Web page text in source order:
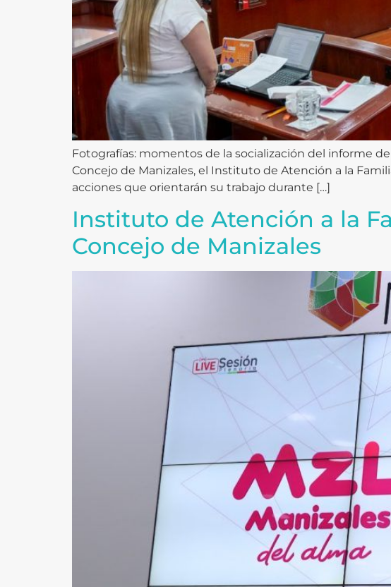
Fotografías: momentos de la socialización del informe
Concejo de Manizales, el Instituto de Atención a la
acciones que orientarán su trabajo durante […]
Instituto de Atención a la
Concejo de Manizales